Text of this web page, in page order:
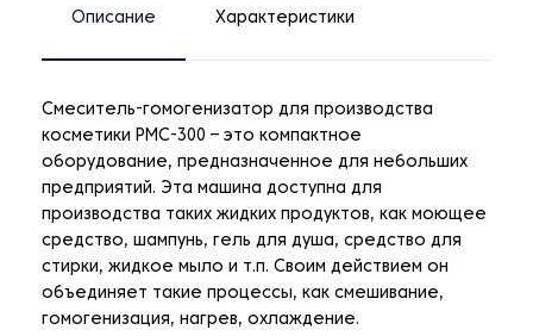
Описание Характеристики
Смеситель-гомогенизатор для производства
косметики PMC-300 – это компактное
оборудование, предназначенное для небольших
предприятий. Эта машина доступна для
производства таких жидких продуктов, как моющее
средство, шампунь, гель для душа, средство для
стирки, жидкое мыло и т.п. Своим действием он
объединяет такие процессы, как смешивание,
гомогенизация, нагрев, охлаждение.